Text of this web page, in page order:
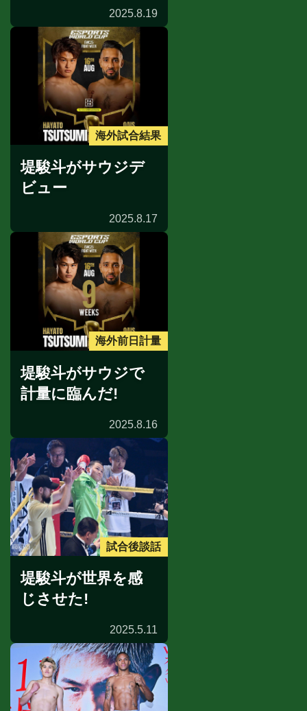
2025.8.19
海外試合結果
堤駿斗がサウジデ
ビュー
2025.8.17
海外前日計量
堤駿斗がサウジで
計量に臨んだ!
2025.8.16
試合後談話
堤駿斗が世界を感
じさせた!
2025.5.11